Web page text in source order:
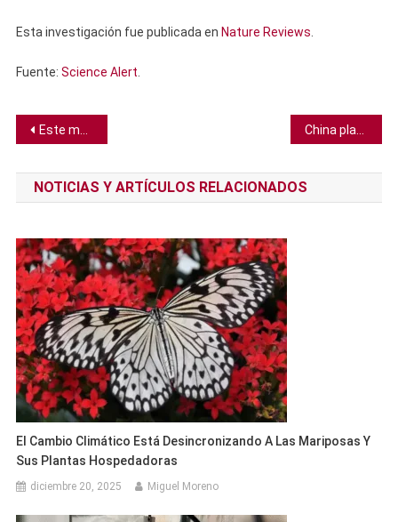
Esta investigación fue publicada en Nature Reviews
Fuente: Science Alert
Navegación
de
entradas
Este metal ultradelgado podría reemplazar al cobre en la próxima generación de dispositivos electrónicos
NOTICIAS Y ARTÍCULOS RELACIONADOS
El Cambio Climático Está Desincronizando A Las Mariposas Y
Sus Plantas Hospedadoras
diciembre 20, 2025 Miguel Moreno